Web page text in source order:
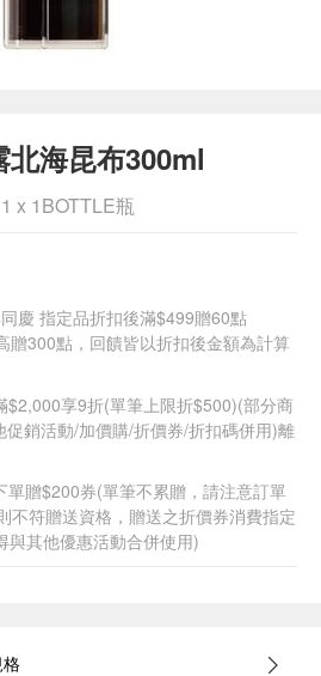
海昆布300ml
x 1BOTTLE瓶
慶 指定品折扣後滿$499贈60點
贈300點，回饋皆以折扣後金額為計算
$2,000享9折(單筆上限折$500)(部分商
銷活動/加價購/折價券/折扣碼併用)離
單贈$200券(單筆不累贈，請注意訂單
不符贈送資格，贈送之折價券消費指定
與其他優惠活動合併使用)